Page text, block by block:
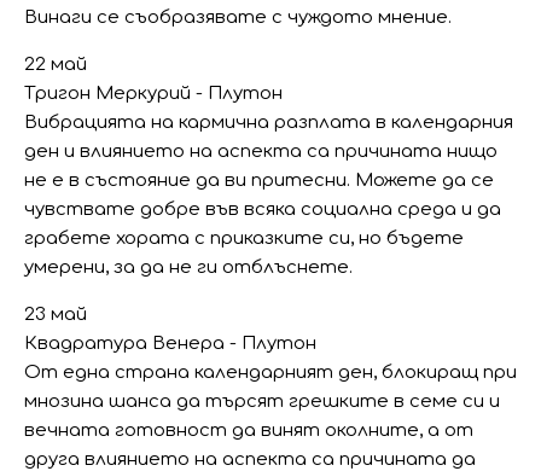
Винаги се съобразявате с чуждото мнение.
22 май
Тригон Меркурий - Плутон
Вибрацията на кармична разплата в календарния
ден и влиянието на аспекта са причината нищо
не е в състояние да ви притесни. Можете да се
чувствате добре във всяка социална среда и да
грабете хората с приказките си, но бъдете
умерени, за да не ги отблъснете.
23 май
Квадратура Венера - Плутон
От една страна календарният ден, блокиращ при
мнозина шанса да търсят грешките в семе си и
вечната готовност да винят околните, а от
друга влиянието на аспекта са причината да